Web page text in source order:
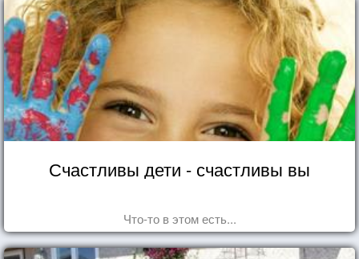
Счастливы дети - счастливы вы
Что-то в этом есть...